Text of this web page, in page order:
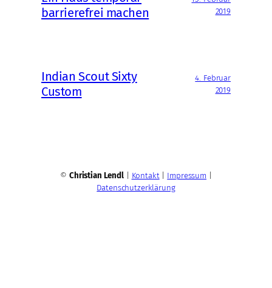
barrierefrei machen
2019
Indian Scout Sixty
Custom
4. Februar
2019
© Christian Lendl| Kontakt| Impressum
Datenschutzerklärung